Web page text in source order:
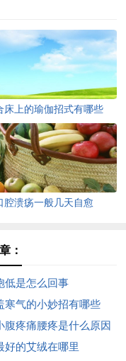
床上的瑜伽招式有哪些
腔溃疡一般几天自愈
：
低是怎么回事
寒气的小妙招有哪些
腹疼痛腰疼是什么原因
好的艾绒在哪里